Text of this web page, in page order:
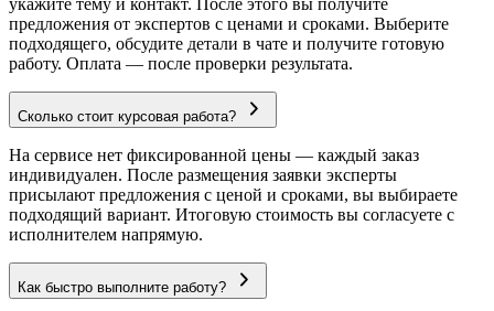
укажите тему и контакт. После этого вы получите
предложения от экспертов с ценами и сроками. Выберите
подходящего, обсудите детали в чате и получите готовую
работу. Оплата — после проверки результата.
Сколько стоит курсовая работа?
На сервисе нет фиксированной цены — каждый заказ
индивидуален. После размещения заявки эксперты
присылают предложения с ценой и сроками, вы выбираете
подходящий вариант. Итоговую стоимость вы согласуете с
исполнителем напрямую.
Как быстро выполните работу?